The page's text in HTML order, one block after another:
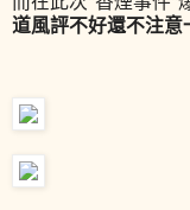
道風評不好還不注